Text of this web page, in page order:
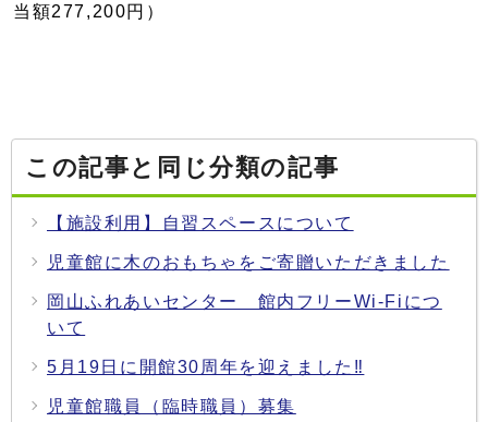
当額277,200円）
この記事と同じ分類の記事
【施設利用】自習スペースについて
児童館に木のおもちゃをご寄贈いただきました
岡山ふれあいセンター 館内フリーWi-Fiにつ
いて
5月19日に開館30周年を迎えました‼
児童館職員（臨時職員）募集